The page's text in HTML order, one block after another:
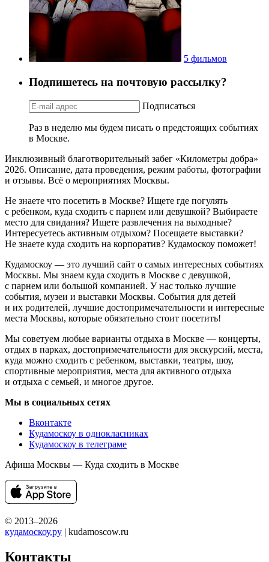
5 фильмов
Подпишетесь на почтовую рассылку?
Подписаться
Раз в неделю мы будем писать о предстоящих событиях
в Москве.
Инклюзивный благотворительный забег «Километры добра»
2026. Описание, дата проведения, режим работы, фотографии
и отзывы. Всё о мероприятиях Москвы.
Не знаете что посетить в Москве? Ищете где погулять
с ребенком, куда сходить с парнем или девушкой? Выбираете
место для свидания? Ищете развлечения на выходные?
Интересуетесь активным отдыхом? Посещаете выставки?
Не знаете куда сходить на корпоратив? Кудамоскоу поможет!
Кудамоскоу — это лучший сайт о самых интересных событиях
Москвы. Мы знаем куда сходить в Москве с девушкой,
с парнем или большой компанией. У нас только лучшие
события, музеи и выставки Москвы. События для детей
и их родителей, лучшие достопримечательности и интересные
места Москвы, которые обязательно стоит посетить!
Мы советуем любые варианты отдыха в Москве — концерты,
отдых в парках, достопримечательности для экскурсий, места,
куда можно сходить с ребенком, выставки, театры, шоу,
спортивные мероприятия, места для активного отдыха
и отдыха с семьей, и многое другое.
Мы в социальных сетях
Вконтакте
Кудамоскоу в однокласниках
Кудамоскоу в телеграме
Афиша Москвы — Куда сходить в Москве
© 2013–2026
кудамоскоу.ру | kudamoscow.ru
Контакты